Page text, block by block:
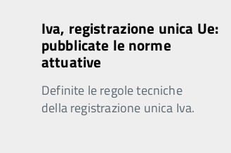
Iva, registrazione unica Ue:
pubblicate le norme
attuative
Definite le regole tecniche
della registrazione unica Iva.